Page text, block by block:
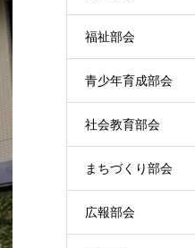
福祉部会
青少年育成部会
社会教育部会
まちづくり部会
広報部会